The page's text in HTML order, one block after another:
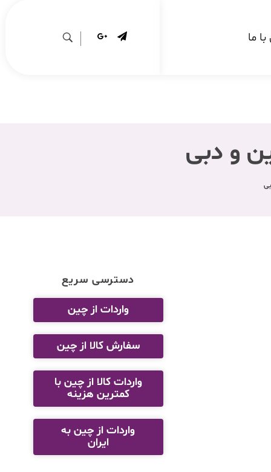
ما
و دبی
دسترسی سریع
واردات از چین
سفارش کالا از چین
واردات کالا از چین با
کمترین هزینه
واردات از چین به
ایران